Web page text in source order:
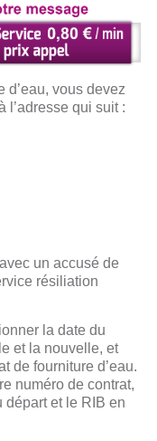
d’eau, vous devez
l’adresse qui suit :
un accusé de
résiliation
la date du
et la nouvelle, et
de fourniture d’eau.
numéro de contrat,
départ et le RIB en